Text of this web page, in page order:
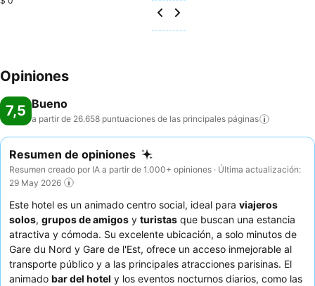
Opiniones
7,5 Bueno
a partir de 26.658 puntuaciones de las principales páginas
Resumen de opiniones
Resumen creado por IA a partir de 1.000+ opiniones · Última actualización:
29 May 2026
Este hotel es un animado centro social, ideal para viajeros
solos, grupos de amigos y turistas que buscan una estancia
atractiva y cómoda. Su excelente ubicación, a solo minutos de
Gare du Nord y Gare de l'Est, ofrece un acceso inmejorable al
transporte público y a las principales atracciones parisinas. El
animado bar del hotel y los eventos nocturnos diarios, como las